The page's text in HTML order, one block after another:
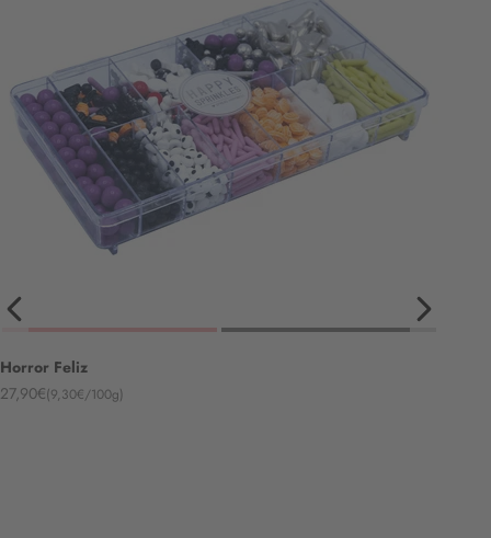
Horror Feliz
Angebot
27,90€(9,30€/100g)